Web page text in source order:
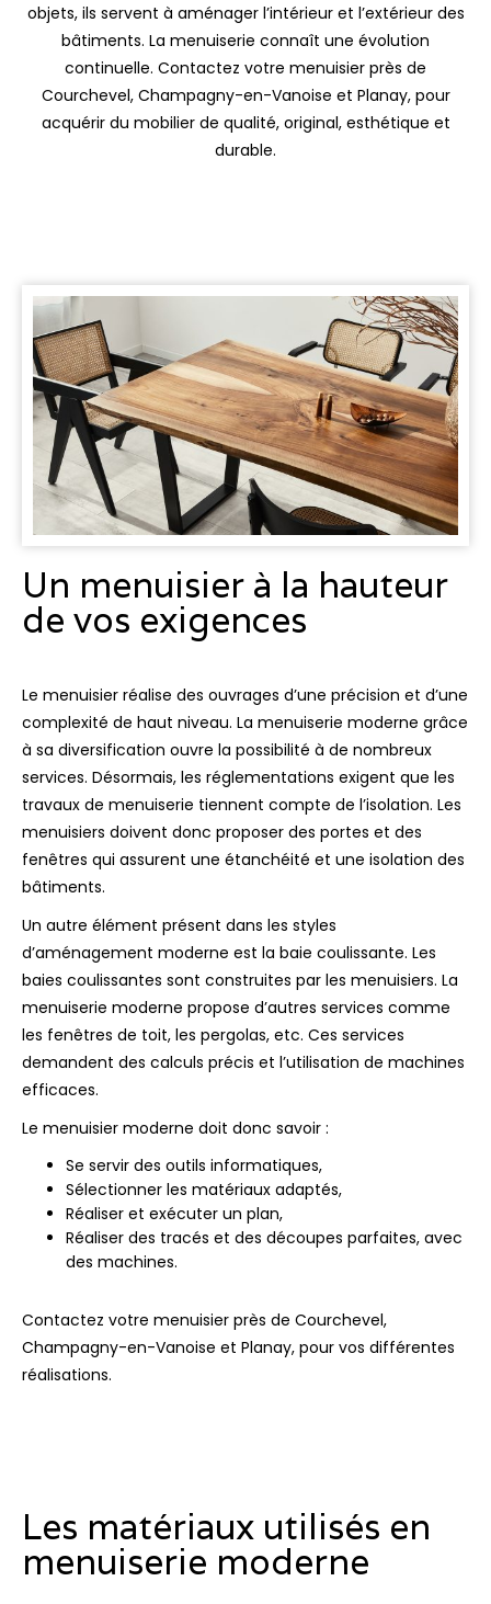
objets, ils servent à aménager l’intérieur et l’extérieur des
bâtiments. La menuiserie connaît une évolution
continuelle. Contactez votre menuisier près de
Courchevel, Champagny-en-Vanoise et Planay, pour
acquérir du mobilier de qualité, original, esthétique et
durable.
Un menuisier à la hauteur
de vos exigences
Le menuisier réalise des ouvrages d’une précision et d’une
complexité de haut niveau. La menuiserie moderne grâce
à sa diversification ouvre la possibilité à de nombreux
services. Désormais, les réglementations exigent que les
travaux de menuiserie tiennent compte de l’isolation. Les
menuisiers doivent donc proposer des portes et des
fenêtres qui assurent une étanchéité et une isolation des
bâtiments.
Un autre élément présent dans les styles
d’aménagement moderne est la baie coulissante. Les
baies coulissantes sont construites par les menuisiers. La
menuiserie moderne propose d’autres services comme
les fenêtres de toit, les pergolas, etc. Ces services
demandent des calculs précis et l’utilisation de machines
efficaces.
Le menuisier moderne doit donc savoir :
Se servir des outils informatiques,
Sélectionner les matériaux adaptés,
Réaliser et exécuter un plan,
Réaliser des tracés et des découpes parfaites, avec
des machines.
Contactez votre menuisier près de Courchevel,
Champagny-en-Vanoise et Planay, pour vos différentes
réalisations.
Les matériaux utilisés en
menuiserie moderne